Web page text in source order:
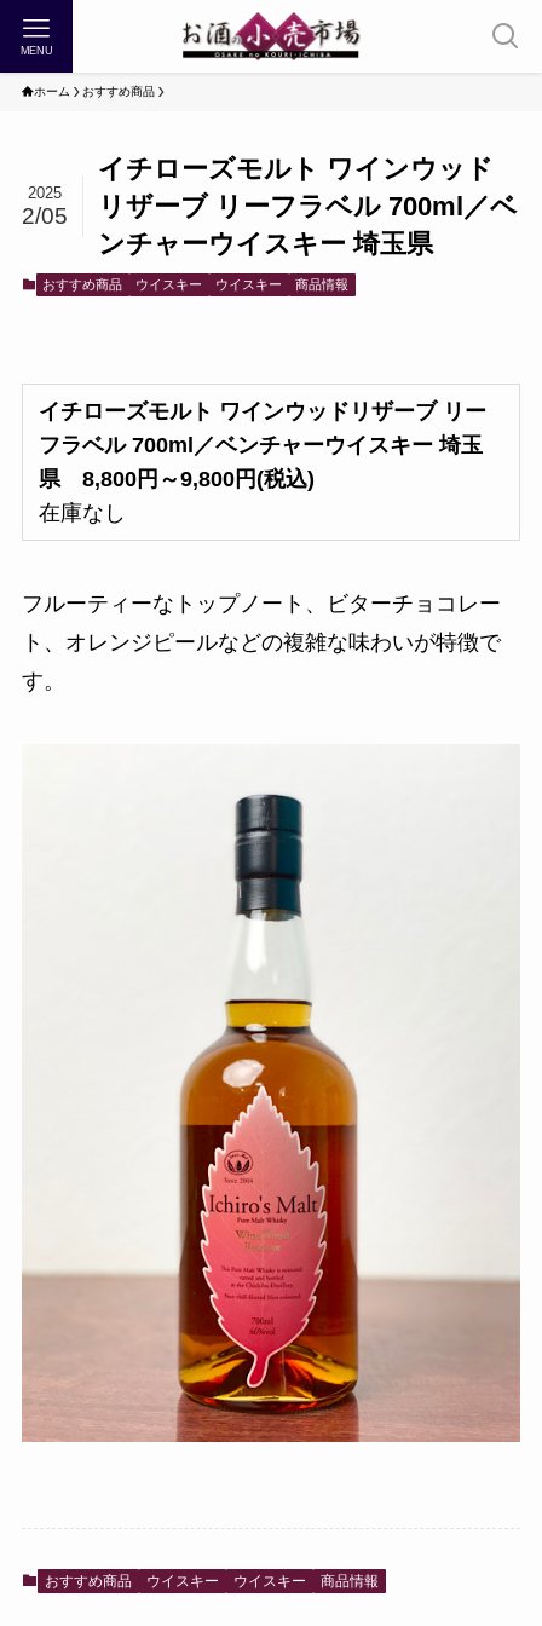
MENU
ホーム おすすめ商品
イチローズモルト ワインウッド
リザーブ リーフラベル 700ml／ベ
ンチャーウイスキー 埼玉県
2025
2/05
おすすめ商品 ウイスキー ウイスキー 商品情報
イチローズモルト ワインウッドリザーブ リー
フラベル 700ml／ベンチャーウイスキー 埼玉
県
8,800円～9,800円(税込)
在庫なし
フルーティーなトップノート、ビターチョコレー
ト、オレンジピールなどの複雑な味わいが特徴で
す。
おすすめ商品 ウイスキー ウイスキー 商品情報